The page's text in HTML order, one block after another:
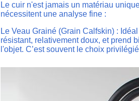
Le cuir n'est jamais un matériau
nécessitent une analyse fine :
Le Veau Grainé (Grain Calfskin) :
résistant, relativement doux, et prend
l'objet. C’est souvent le choix